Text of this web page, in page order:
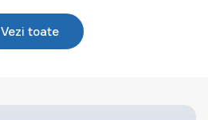
Vezi toate